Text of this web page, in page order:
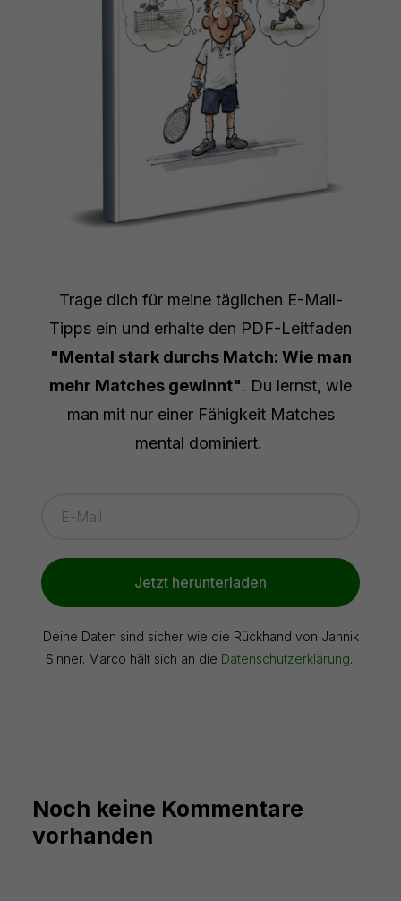
Trage dich für meine täglichen E-Mail-
Tipps ein und erhalte den PDF-Leitfaden
"Mental stark durchs Match: Wie man
mehr Matches gewinnt". Du lernst, wie
man mit nur einer Fähigkeit Matches
mental dominiert.
Jetzt herunterladen
Deine Daten sind sicher wie die Rückhand von Jannik
Sinner. Marco hält sich an die Datenschutzerklärung.
Noch keine Kommentare
vorhanden